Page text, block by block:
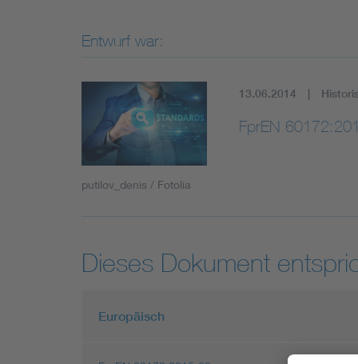
Entwurf war:
putilov_denis / Fotolia
13.06.2014
FprEN
Dieses Dokument
Europäisch